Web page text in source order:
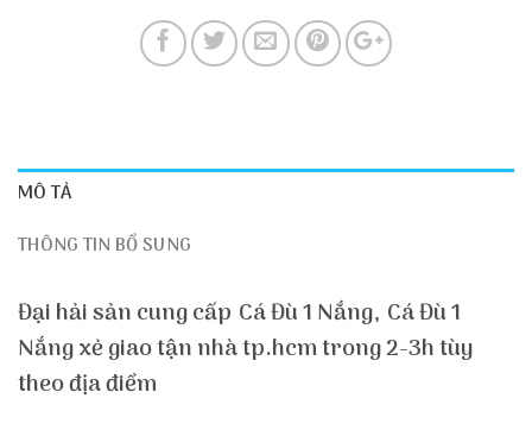
MÔ TẢ
THÔNG TIN BỔ SUNG
Đại hải sản cung cấp Cá Đù 1 Nắng, Cá Đù 1
Nắng xẻ giao tận nhà tp.hcm trong 2-3h tùy
theo địa điểm